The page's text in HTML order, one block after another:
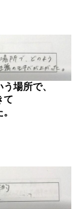
場所で、
て